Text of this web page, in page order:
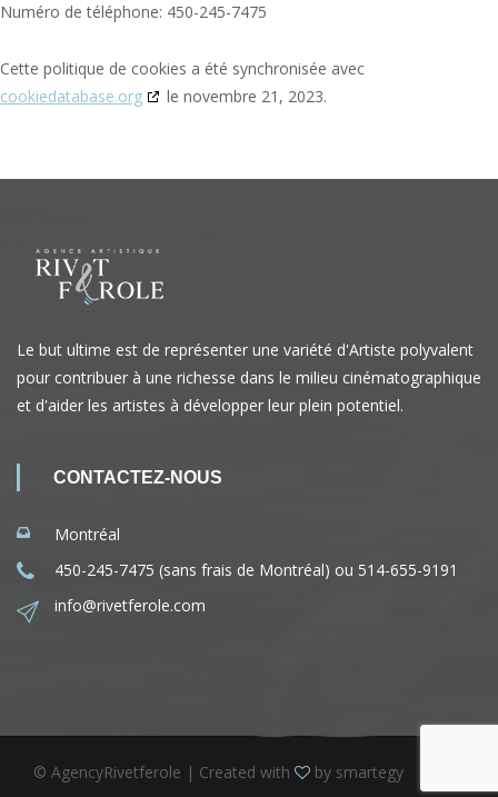
Numéro de téléphone: 450-245-7475
Cette politique de cookies a été synchronisée avec
cookiedatabase.org
le novembre 21, 2023.
Le but ultime est de représenter une variété d'Artiste polyvalent
pour contribuer à une richesse dans le milieu cinématographique
et d'aider les artistes à développer leur plein potentiel.
CONTACTEZ-NOUS
Montréal
450-245-7475 (sans frais de Montréal) ou 514-655-9191
info@rivetferole.com
© AgencyRivetferole | Created with by smartegy